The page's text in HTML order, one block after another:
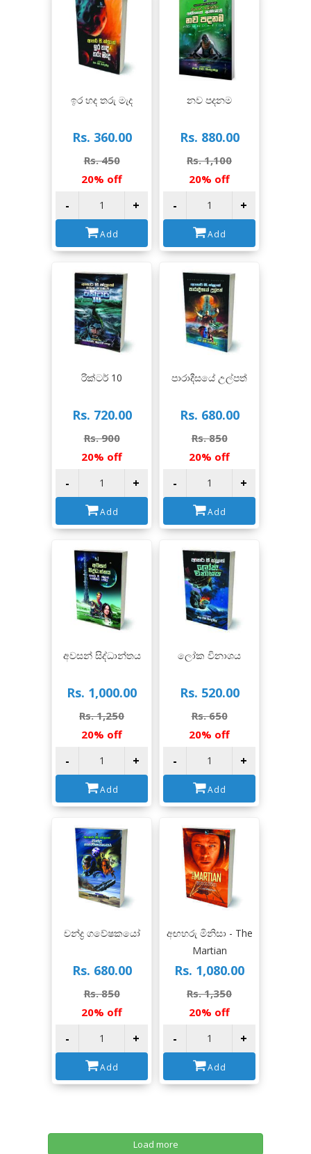
ඉර හද තරු මැද
Rs. 360.00
Rs. 450
20% off
- +
Add
නව පදනම
Rs. 880.00
Rs. 1,100
20% off
- +
Add
රික්ටර් 10
Rs. 720.00
Rs. 900
20% off
- +
Add
පාරාදීසයේ උල්පත්
Rs. 680.00
Rs. 850
20% off
- +
Add
අවසන් සිද්ධාන්තය
Rs. 1,000.00
Rs. 1,250
20% off
- +
Add
ලෝක විනාශය
Rs. 520.00
Rs. 650
20% off
- +
Add
චන්ද්‍ර ගවේෂකයෝ
Rs. 680.00
Rs. 850
20% off
- +
Add
අඟහරු මිනිසා - The
Martian
Rs. 1,080.00
Rs. 1,350
20% off
- +
Add
Load more